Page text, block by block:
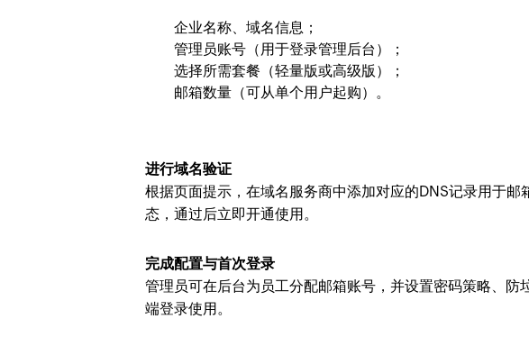
企业名称、域名信息；
管理员账号（用于登录管理后台）；
选择所需套餐（轻量版或高级版）；
邮箱数量（可从单个用户起购）。
进行域名验证
根据页面提示，在域名服务商中添加对应的DNS记录用于
态，通过后立即开通使用。
完成配置与首次登录
管理员可在后台为员工分配邮箱账号，并设置密码策略、
端登录使用。